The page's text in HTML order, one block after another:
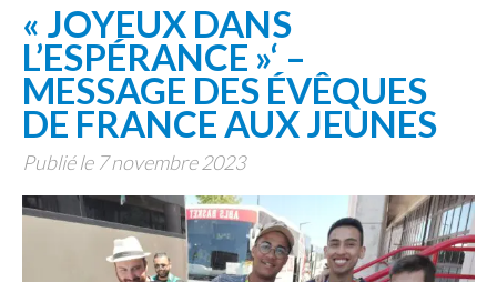
« JOYEUX DANS
L’ESPÉRANCE »‘ –
MESSAGE DES ÉVÊQUES
DE FRANCE AUX JEUNES
Publié le 7 novembre 2023